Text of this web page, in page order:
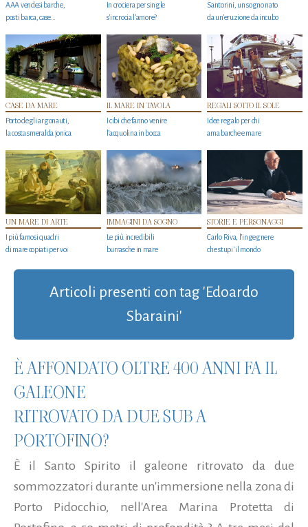
AAA vendesi barche,
posti barca, case…
In crociera per single
s'incrocia l’amore?
Santorini, un sogno nato
da un’eruzione da incubo
CASE DA MARE
Porto degli argonauti,
la costa smeralda jonica
IL MARE IN TAVOLA
I cibi che fanno venire
l’acquolina in bocca
REGALI SOTTO IL SOLE
Idee regalo per chi
ama barche e mare
UN MARE DI ARTE
I più famosi quadri
di mare copiati per voi
IMMAGINI DA SOGNO
Le più incredibili
burrasche in mare
STORIE E PERSONAGGI
Carlo Riva, l’ingegnere
che stupi' il mondo
Articoli presenti con tag 'Edoardo
Sbaraini'
È AFFONDATO OLTRE 400 ANNI FA IL
GALEONE
RITROVATO DA DUE SUB A
PORTOFINO?
È il Santo Spirito il galeone ritrovato da due
sommozzatori durante un'immersione nella zona di
Porto Pidocchio, nell'Area Marina Protetta di